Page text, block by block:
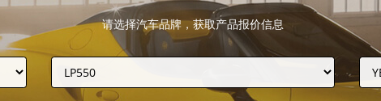
请选择汽车品牌，获取产品报价信息